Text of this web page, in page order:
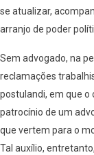
se atualizar,
arranjo de poder
Sem advogado, na
reclamações
postulandi, em que o
patrocínio de um
que vertem para o
Tal auxílio,